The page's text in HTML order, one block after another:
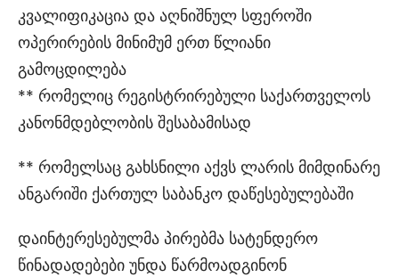
კვალიფიკაცია და აღნიშნულ სფეროში
ოპერირების მინიმუმ ერთ წლიანი
გამოცდილება
** რომელიც რეგისტრირებული საქართველოს
კანონმდებლობის შესაბამისად
** რომელსაც გახსნილი აქვს ლარის მიმდინარე
ანგარიში ქართულ საბანკო დაწესებულებაში
დაინტერესებულმა პირებმა სატენდერო
წინადადებები უნდა წარმოადგინონ